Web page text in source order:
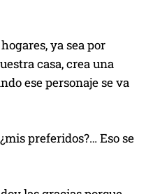
ya sea por
casa, crea una
ese personaje se va
preferidos?… Eso se